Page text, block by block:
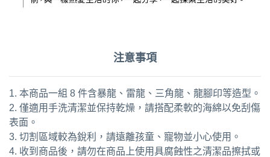
注意事項
1. 本商品一組 8 件含暴龍、雷龍、三角龍、龍腳印等造型。
2. 僅適用手洗清潔並保持乾燥，請搭配柔軟的海綿以免刮傷
表面。
3. 切割區域較為銳利，請遠離孩童、寵物並小心使用。
4. 收到商品後，請勿在商品上使用具腐蝕性之清潔品擦拭或